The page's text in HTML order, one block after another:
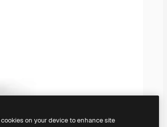
on your device to enhance site